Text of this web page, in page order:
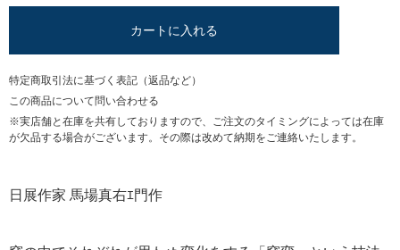
カートに入れる
特定商取引法に基づく表記（返品など）
この商品について問い合わせる
※実店舗と在庫を共有しておりますので、ご注文のタイミングによっては在庫
が欠品する場合がございます。その際は改めて納期をご連絡いたします。
日展作家 馬場真右ｴ門作